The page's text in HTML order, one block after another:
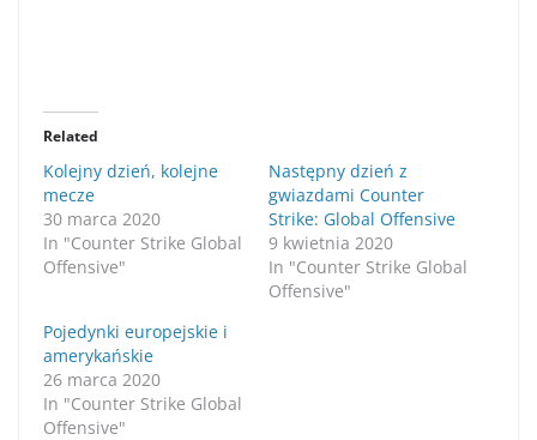
Related
Kolejny dzień, kolejne
mecze
30 marca 2020
In "Counter Strike Global
Offensive"
Następny dzień z
gwiazdami Counter
Strike: Global Offensive
9 kwietnia 2020
In "Counter Strike Global
Offensive"
Pojedynki europejskie i
amerykańskie
26 marca 2020
In "Counter Strike Global
Offensive"